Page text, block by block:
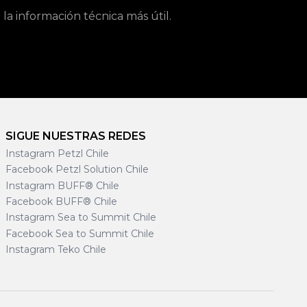
información técnica más útil.
SIGUE NUESTRAS REDES
Instagram Petzl Chile
Facebook Petzl Solution Chile
Instagram BUFF® Chile
Facebook BUFF® Chile
Instagram Sea to Summit Chile
Facebook Sea to Summit Chile
Instagram Teko Chile